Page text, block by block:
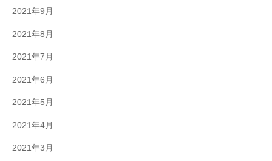
2021年9月
2021年8月
2021年7月
2021年6月
2021年5月
2021年4月
2021年3月